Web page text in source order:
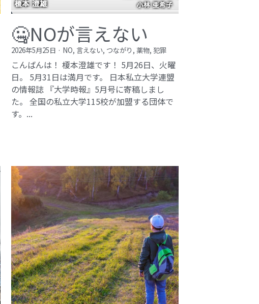
🤐NOが言えない
2026年5月25日 · NO, 言えない, つながり, 薬物, 犯罪
こんばんは！ 榎本澄雄です！ 5月26日、火曜
日。 5月31日は満月です。 日本私立大学連盟
の情報誌 『大学時報』5月号に寄稿しまし
た。 全国の私立大学115校が加盟する団体で
す。...